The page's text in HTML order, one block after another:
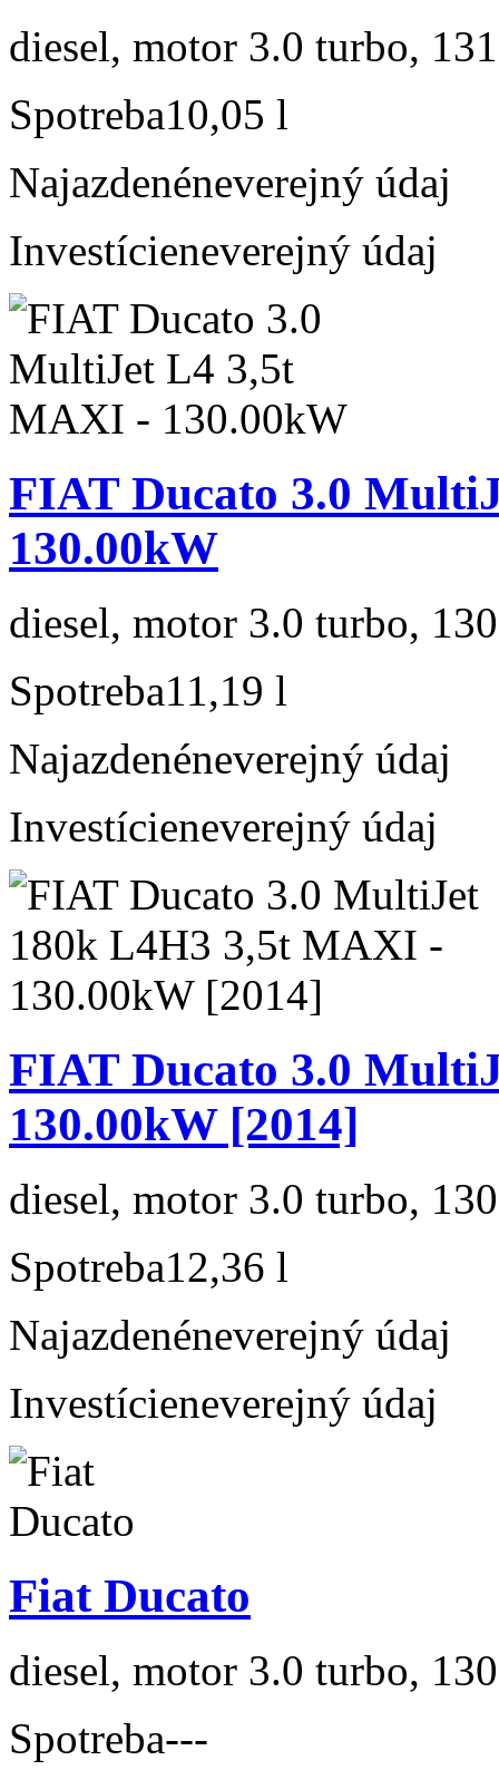
diesel, motor 3.0 turbo,
Spotreba10,05 l
Najazdenéneverejný údaj
Investícieneverejný údaj
FIAT Ducato 3.0
130.00kW
diesel, motor 3.0 turbo,
Spotreba11,19 l
Najazdenéneverejný údaj
Investícieneverejný údaj
FIAT Ducato 3.0
130.00kW [2014]
diesel, motor 3.0 turbo,
Spotreba12,36 l
Najazdenéneverejný údaj
Investícieneverejný údaj
Fiat Ducato
diesel, motor 3.0 turbo,
Spotreba---